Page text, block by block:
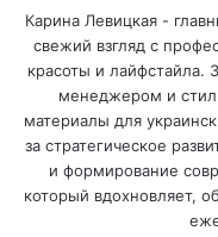
Карина Левицкая -
свежий взгляд с
красоты и лайфстайла.
менеджером и
материалы для
за стратегическое
и формирование
который вдохновляет,